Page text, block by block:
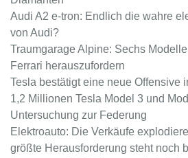
Audi A2 e-tron: Endlich die wahre
von Audi?
Traumgarage Alpine: Sechs
Ferrari herauszufordern
Tesla bestätigt eine neue Offensive
1,2 Millionen Tesla Model 3 und
Untersuchung zur Federung
Elektroauto: Die Verkäufe
größte Herausforderung steht noch